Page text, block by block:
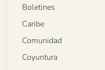
Boletines
Caribe
Comunidad
Coyuntura